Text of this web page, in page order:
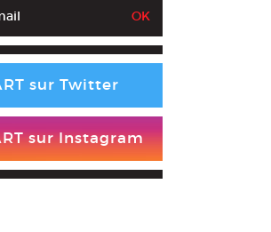
sur Twitter
sur Instagram